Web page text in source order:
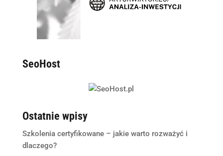
SeoHost
Ostatnie wpisy
Szkolenia certyfikowane – jakie warto rozważyć i
dlaczego?